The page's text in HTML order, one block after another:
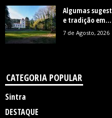
Algumas
e tradição em...
7 de Agosto, 2026
CATEGORIA POPULAR
Sintra
DESTAQUE